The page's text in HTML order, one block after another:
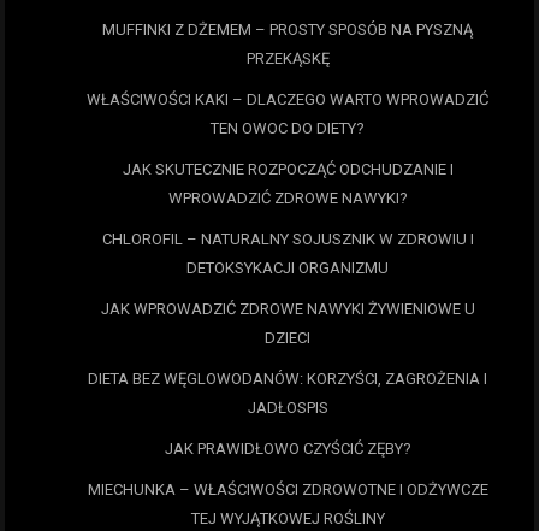
MUFFINKI Z DŻEMEM – PROSTY SPOSÓB NA PYSZNĄ
PRZEKĄSKĘ
WŁAŚCIWOŚCI KAKI – DLACZEGO WARTO WPROWADZIĆ
TEN OWOC DO DIETY?
JAK SKUTECZNIE ROZPOCZĄĆ ODCHUDZANIE I
WPROWADZIĆ ZDROWE NAWYKI?
CHLOROFIL – NATURALNY SOJUSZNIK W ZDROWIU I
DETOKSYKACJI ORGANIZMU
JAK WPROWADZIĆ ZDROWE NAWYKI ŻYWIENIOWE U
DZIECI
DIETA BEZ WĘGLOWODANÓW: KORZYŚCI, ZAGROŻENIA I
JADŁOSPIS
JAK PRAWIDŁOWO CZYŚCIĆ ZĘBY?
MIECHUNKA – WŁAŚCIWOŚCI ZDROWOTNE I ODŻYWCZE
TEJ WYJĄTKOWEJ ROŚLINY